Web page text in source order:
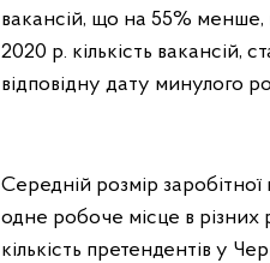
вакансій, що на 55% менше,
2020 р. кількість вакансій,
відповідну дату минулого
Середній розмір заробітної
одне робоче місце в різних
кількість претендентів у